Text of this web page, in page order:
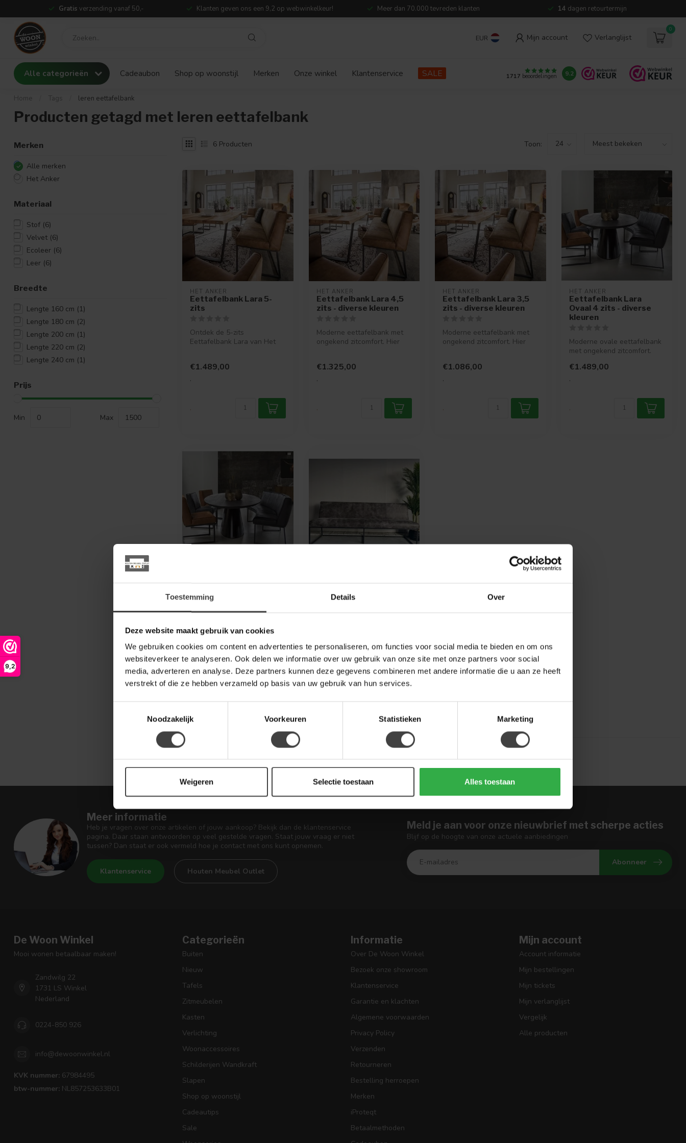
Toestemming Details Over
Deze website maakt gebruik van cookies
We gebruiken cookies om content en advertenties te personaliseren, om functies voor social media te bieden en om ons
websiteverkeer te analyseren. Ook delen we informatie over uw gebruik van onze site met onze partners voor social
media, adverteren en analyse. Deze partners kunnen deze gegevens combineren met andere informatie die u aan ze heeft
verstrekt of die ze hebben verzameld op basis van uw gebruik van hun services.
Noodzakelijk
Voorkeuren Statistieken Marketing
Weigeren Selectie toestaan Alles toestaan
9,2
Gratis verzending vanaf 50,- Klanten geven ons een 9,2 op webwinkelkeur! Meer dan 70.000 tevreden klanten 14 dagen retourtermijn
EUR Mijn account Verlanglijst
0
Alle categorieën Cadeaubon Shop op woonstijl Merken Onze winkel Klantenservice SALE 1717 beoordelingen 9.2
Home Tags leren eettafelbank
Producten getagd met leren eettafelbank
Merken
Alle merken
Het Anker
Materiaal
Stof (6)
Velvet (6)
Ecoleer (6)
Leer (6)
Breedte
Lengte 160 cm (1)
Lengte 180 cm (2)
Lengte 200 cm (1)
Lengte 220 cm (2)
Lengte 240 cm (1)
Prijs
Min Max
6 Producten Toon:
HET ANKER
Eettafelbank Lara 5-
zits
Ontdek de 5-zits
Eettafelbank Lara van Het
€1.489,00
.
.
HET ANKER
Eettafelbank Lara 4,5
zits - diverse kleuren
Moderne eettafelbank met
ongekend zitcomfort. Hier
€1.325,00
.
.
HET ANKER
Eettafelbank Lara 3,5
zits - diverse kleuren
Moderne eettafelbank met
ongekend zitcomfort. Hier
€1.086,00
.
.
HET ANKER
Eettafelbank Lara
Ovaal 4 zits - diverse
kleuren
Moderne ovale eettafelbank
met ongekend zitcomfort.
complet...
€1.489,00
.
.
kleuren
met ongekend zitcomfort.
complet...
€1.189,00
.
Ontdek eettafelbank Lara:
€1.189,00
.
.
Toon
Meer informatie
Heb je vragen over onze artikelen of jouw aankoop? Bekijk dan de klantenservice
pagina. Daar staan antwoorden op veel gestelde vragen. Staat jouw vraag er niet
tussen? Dan staat er ook vermeld hoe je contact met ons kunt opnemen.
Klantenservice Houten Meubel Outlet
Meld je aan voor onze nieuwbrief met scherpe acties
Blijf op de hoogte van onze actuele aanbiedingen
Abonneer
De Woon Winkel
Mooi wonen betaalbaar maken!
Zandwilg 22
1731 LS Winkel
Nederland
0224-850 926
info@dewoonwinkel.nl
KVK nummer: 67984495
btw-nummer: NL857253633B01
Categorieën
Buiten
Nieuw
Tafels
Zitmeubelen
Kasten
Verlichting
Woonaccessoires
Schilderijen Wandkraft
Slapen
Shop op woonstijl
Cadeautips
Sale
Informatie
Over De Woon Winkel
Bezoek onze showroom
Klantenservice
Garantie en klachten
Algemene voorwaarden
Privacy Policy
Verzenden
Retourneren
Bestelling herroepen
Merken
iProteqt
Betaalmethoden
Mijn account
Account informatie
Mijn bestellingen
Mijn tickets
Mijn verlanglijst
Vergelijk
Alle producten